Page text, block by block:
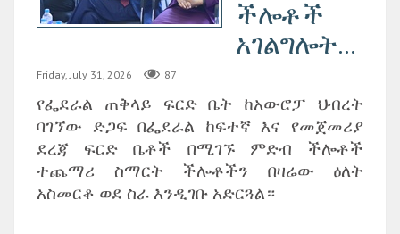
ችሎቶች
አገልግሎት...
Friday, July 31, 2026 87
የፌደራል ጠቅላይ ፍርድ ቤት ከአውሮፓ ህብረት
ባገኘው ድጋፍ በፌደራል ከፍተኛ እና የመጀመሪያ
ደረጃ ፍርድ ቤቶች በሚገኙ ምድብ ችሎቶች
ተጨማሪ ስማርት ችሎቶችን በዛሬው ዕለት
አስመርቆ ወደ ስራ እንዲገቡ አድርጓል።